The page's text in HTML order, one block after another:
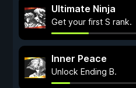
Ultimate Ninja
Get your first S rank.
Inner Peace
Unlock Ending B.